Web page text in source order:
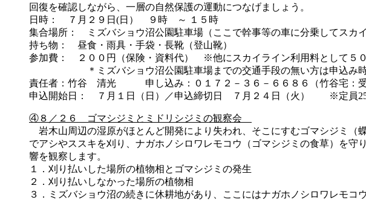
回復を確認しながら、一層の自然保護の運動につなげましょう。
日時： ７月２９日(日） ９時 ～ １５時
集合場所： ミズバショウ沼公園駐車場（ここで幹事等の車に分乗してスカ
持ち物： 昼食・雨具・手袋・長靴（登山靴）
参加費： ２００円（保険・資料代） ※他にスカイライン利用料として５
＊ミズバショウ沼公園駐車場までの交通手段の無い方は申込み時
責任者：竹谷 清光 申し込み：０１７２－３６－６６８６（竹谷宅：受
申込開始日： ７月１日（日）／申込締切日 ７月２４日（火） ※定員
④８／２６ ゴマシジミとミドリシジミの観察会
岩木山周辺の湿原がほとんど開発により失われ、そこにすむゴマシジミ（
でアシやススキを刈り、ナガホノシロワレモコウ（ゴマシジミの食草）を
響を観察します。
１．刈り払いした場所の植物相とゴマシジミの発生
２．刈り払いしなかった場所の植物相
３．ミズバショウ沼の続きに休耕地があり、ここにはナガホノシロワレモ